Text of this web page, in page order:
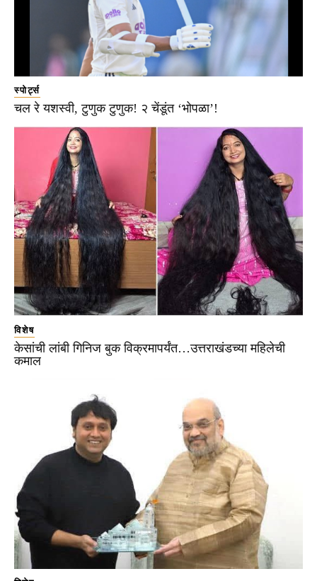
स्पोर्ट्स
चल रे यशस्वी, टुणुक टुणुक! २ चेंडूंत ‘भोपळा’!
विशेष
केसांची लांबी गिनिज बुक विक्रमापर्यंत…उत्तराखंडच्या महिलेची
कमाल